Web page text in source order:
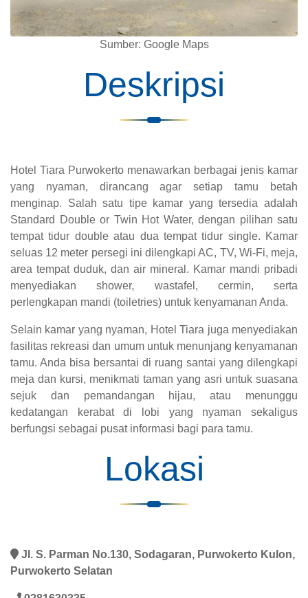
Sumber: Google Maps
Deskripsi
Hotel Tiara Purwokerto menawarkan berbagai jenis kamar
yang nyaman, dirancang agar setiap tamu betah
menginap. Salah satu tipe kamar yang tersedia adalah
Standard Double or Twin Hot Water, dengan pilihan satu
tempat tidur double atau dua tempat tidur single. Kamar
seluas 12 meter persegi ini dilengkapi AC, TV, Wi-Fi, meja,
area tempat duduk, dan air mineral. Kamar mandi pribadi
menyediakan shower, wastafel, cermin, serta
perlengkapan mandi (toiletries) untuk kenyamanan Anda.
Selain kamar yang nyaman, Hotel Tiara juga menyediakan
fasilitas rekreasi dan umum untuk menunjang kenyamanan
tamu. Anda bisa bersantai di ruang santai yang dilengkapi
meja dan kursi, menikmati taman yang asri untuk suasana
sejuk dan pemandangan hijau, atau menunggu
kedatangan kerabat di lobi yang nyaman sekaligus
berfungsi sebagai pusat informasi bagi para tamu.
Lokasi
Jl. S. Parman No.130, Sodagaran, Purwokerto Kulon,
Purwokerto Selatan